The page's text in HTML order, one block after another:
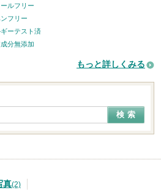
ルフリー
フリー
ーテスト済
成分無添加
もっと詳しくみる
真(2)